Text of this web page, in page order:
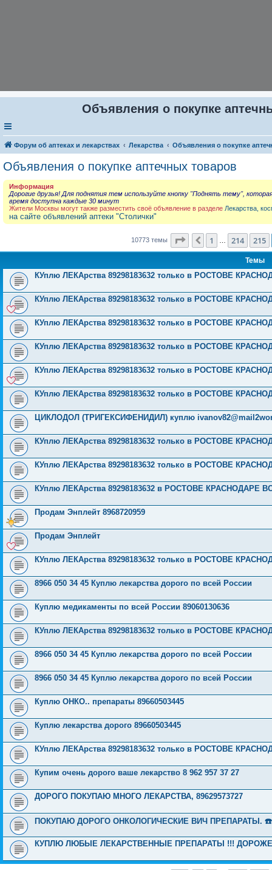
Объявления о покупке
Форум об аптеках и лекарствах Лекарства Объявления о покупке
Объявления о покупке аптечных товаров
Информация
Дорогие друзья! Для поднятия тем используйте кнопку "Поднять тему",
время доступна каждые 30 минут
Жители Москвы могут также разместить своё объявление в разделе Лекарства,
на сайте объявлений аптеки "Столички"
10773 темы Страница 216из 431
Пред.
1 214 215
Темы
КУплю ЛЕКАрства 89298183632 только в РОСТОВЕ
КУплю ЛЕКАрства 89298183632 только в РОСТОВЕ
КУплю ЛЕКАрства 89298183632 только в РОСТОВЕ
КУплю ЛЕКАрства 89298183632 только в РОСТОВЕ
КУплю ЛЕКАрства 89298183632 только в РОСТОВЕ
КУплю ЛЕКАрства 89298183632 только в РОСТОВЕ
ЦИКЛОДОЛ (ТРИГЕКСИФЕНИДИЛ) куплю
КУплю ЛЕКАрства 89298183632 только в РОСТОВЕ
КУплю ЛЕКАрства 89298183632 только в РОСТОВЕ
КУплю ЛЕКАрства 89298183632 в РОСТОВЕ КРАСНОДАРЕ
Продам Энплейт 8968720959
Продам Энплейт
КУплю ЛЕКАрства 89298183632 только в РОСТОВЕ
8966 050 34 45 Куплю лекарства дорого по всей России
Куплю медикаменты по всей России 89060130636
КУплю ЛЕКАрства 89298183632 только в РОСТОВЕ
8966 050 34 45 Куплю лекарства дорого по всей России
8966 050 34 45 Куплю лекарства дорого по всей России
Куплю ОНКО.. препараты 89660503445
Куплю лекарства дорого 89660503445
КУплю ЛЕКАрства 89298183632 только в РОСТОВЕ
Купим очень дорого ваше лекарство 8 962 957 37 27
ДОРОГО ПОКУПАЮ МНОГО ЛЕКАРСТВА, 89629573727
ПОКУПАЮ ДОРОГО ОНКОЛОГИЧЕСКИЕ ВИЧ ПРЕПАРАТЫ.
КУПЛЮ ЛЮБЫЕ ЛЕКАРСТВЕННЫЕ ПРЕПАРАТЫ !!! ДОРОЖЕ